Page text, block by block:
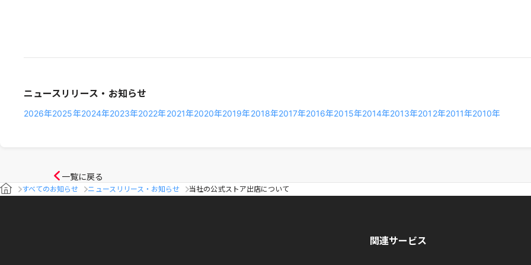
ニュースリリース・お知らせ
2026年2025年2024年2023年2022年2021年2020年2019年2018年2017年2016年2015年2014年2013年2012年2011年2010年
一覧に戻る
すべてのお知らせ ニュースリリース・お知らせ 当社の公式ストア出店について
関連サービス